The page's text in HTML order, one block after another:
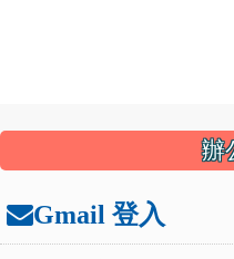
辦
Gmail 登入